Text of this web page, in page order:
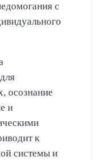
с
осознание
и
к
системы и